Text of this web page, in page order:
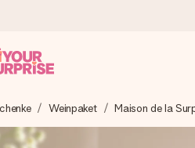
sorgfältig vor und schicken es
zum richtigen Zeitpunkt
am meisten zählt.
Weinpaket Maison de la